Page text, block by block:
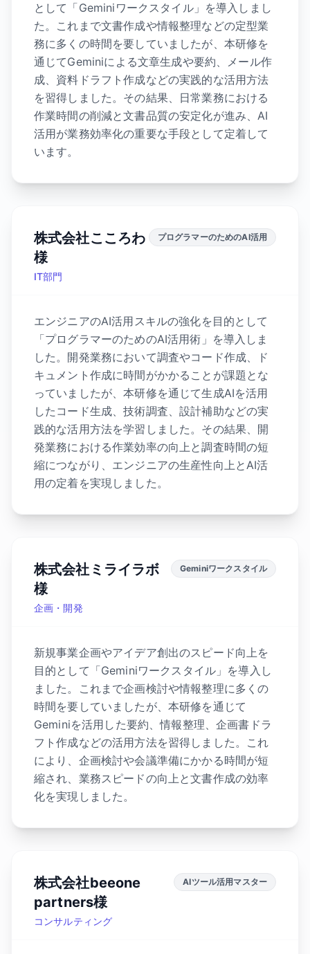
として「Geminiワークスタイル」を導入しまし
た。これまで文書作成や情報整理などの定型業
務に多くの時間を要していましたが、本研修を
通じてGeminiによる文章生成や要約、メール作
成、資料ドラフト作成などの実践的な活用方法
を習得しました。その結果、日常業務における
作業時間の削減と文書品質の安定化が進み、AI
活用が業務効率化の重要な手段として定着して
います。
株式会社こころわ
様
IT部門
プログラマーのためのAI活用
エンジニアのAI活用スキルの強化を目的として
「プログラマーのためのAI活用術」を導入しま
した。開発業務において調査やコード作成、ド
キュメント作成に時間がかかることが課題とな
っていましたが、本研修を通じて生成AIを活用
したコード生成、技術調査、設計補助などの実
践的な活用方法を学習しました。その結果、開
発業務における作業効率の向上と調査時間の短
縮につながり、エンジニアの生産性向上とAI活
用の定着を実現しました。
株式会社ミライラボ
様
企画・開発
Geminiワークスタイル
新規事業企画やアイデア創出のスピード向上を
目的として「Geminiワークスタイル」を導入し
ました。これまで企画検討や情報整理に多くの
時間を要していましたが、本研修を通じて
Geminiを活用した要約、情報整理、企画書ドラ
フト作成などの活用方法を習得しました。これ
により、企画検討や会議準備にかかる時間が短
縮され、業務スピードの向上と文書作成の効率
化を実現しました。
株式会社beeone
partners様
コンサルティング
AIツール活用マスター